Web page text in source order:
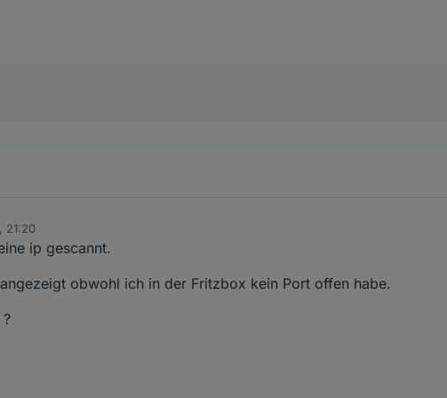
21:20
ip gescannt.
obwohl ich in der Fritzbox kein Port offen habe.